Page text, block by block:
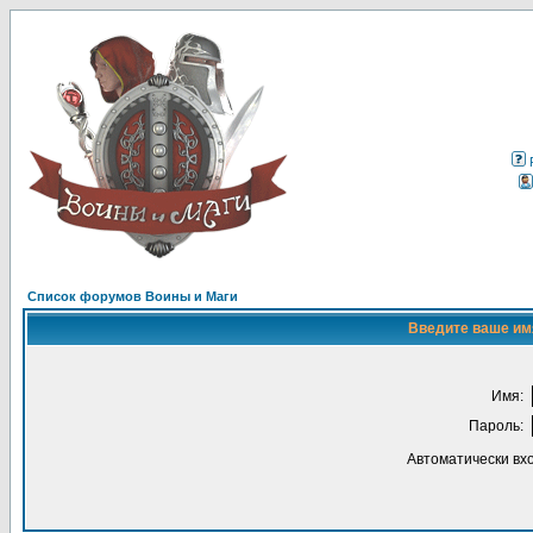
Список форумов Воины и Маги
Введите ваше
Имя:
Пароль:
Автоматически